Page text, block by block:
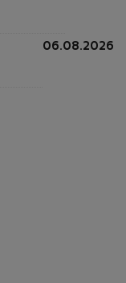
06.08.2026